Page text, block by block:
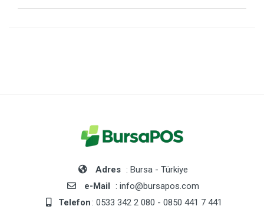
Adres : Bursa - Türkiye
e-Mail
: info@bursapos.com
Telefon: 0533 342 2 080 - 0850 441 7 441